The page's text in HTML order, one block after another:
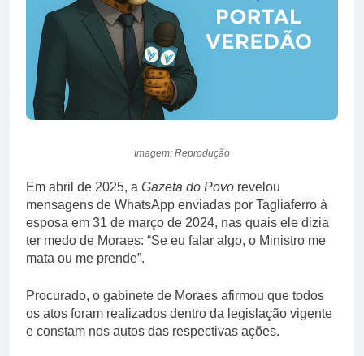
Imagem: Reprodução
Em abril de 2025, a Gazeta do Povo revelou
mensagens de WhatsApp enviadas por Tagliaferro à
esposa em 31 de março de 2024, nas quais ele dizia
ter medo de Moraes: “Se eu falar algo, o Ministro me
mata ou me prende”.
Procurado, o gabinete de Moraes afirmou que todos
os atos foram realizados dentro da legislação vigente
e constam nos autos das respectivas ações.